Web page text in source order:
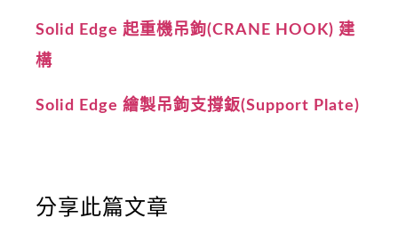
Solid Edge 起重機吊鉤(CRANE HOOK) 建
構
Solid Edge 繪製吊鉤支撐鈑(Support Plate)
分享此篇文章